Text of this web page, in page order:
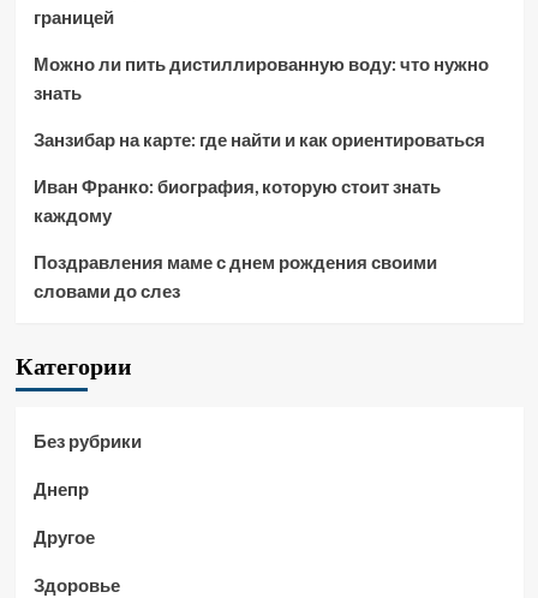
границей
Можно ли пить дистиллированную воду: что нужно
знать
Занзибар на карте: где найти и как ориентироваться
Иван Франко: биография, которую стоит знать
каждому
Поздравления маме с днем рождения своими
словами до слез
Категории
Без рубрики
Днепр
Другое
Здоровье